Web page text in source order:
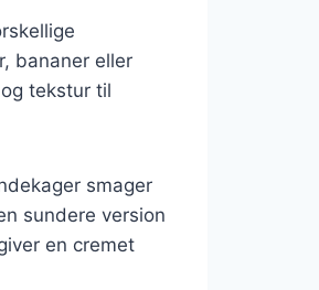
bananer eller
tekstur til
smager
sundere version
en cremet